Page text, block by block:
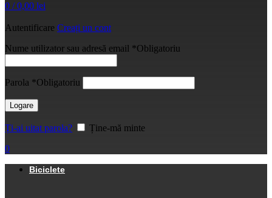
0 / 0,00 lei
Autentificare Creați un cont
Nume utilizator sau adresă email *Obligatoriu
Parola *Obligatoriu
Logare
Ți-ai uitat parola?
Ține-mă minte
0
Biciclete